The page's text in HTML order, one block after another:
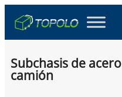
content
Subchasis de
camión